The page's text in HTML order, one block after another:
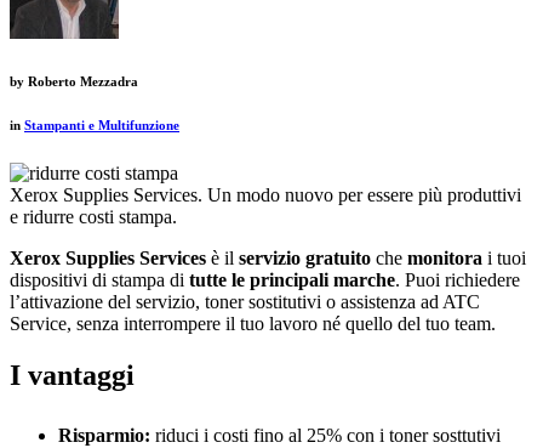
by Roberto Mezzadra
in Stampanti e Multifunzione
Xerox Supplies Services. Un modo nuovo per essere più produttivi
e ridurre costi stampa.
Xerox Supplies Services è il servizio gratuito che monitora i tuoi
dispositivi di stampa di tutte le principali marche. Puoi richiedere
l’attivazione del servizio, toner sostitutivi o assistenza ad ATC
Service, senza interrompere il tuo lavoro né quello del tuo team.
I vantaggi
Risparmio: riduci i costi fino al 25% con i toner sosttutivi